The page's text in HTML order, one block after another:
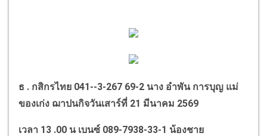
ธ . กสิกรไทย 041--3-267 69-2 นาง อำพัน การบุญ แม่
ของเก่ง ฌาปนกิจวันเสาร์ที่ 21 มีนาคม 2569
เวลา 13 .00 น เบนซ์ 089-7938-33-1 น้องชาย